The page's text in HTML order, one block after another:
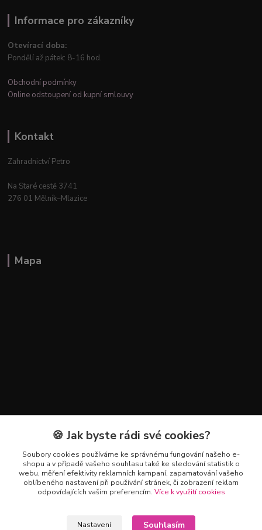
Informace pro zákazníky
Otevírací doba:
Pondělí až pátek: 8-16 hod.
Obchodní podmínky
Online odstoupení od kupní smlouvy
Kontakt
Zahradnictví Petro
Na Staré cestě 3741
276 01 Mělník–Mlazice
Mapa
Kontakty
+420 602 223 614
info@zahradnictvipetro.cz
🍪 Jak byste rádi své cookies?
Soubory cookies používáme ke správnému fungování našeho e-
shopu a v případě vašeho souhlasu také ke sledování statistik o
webu, měření efektivity reklamních kampaní, zapamatování vašeho
oblíbeného nastavení při používání stránek, či zobrazení reklam
odpovídajících vašim preferencím. Více k využití cookies
Nastavení Souhlasím